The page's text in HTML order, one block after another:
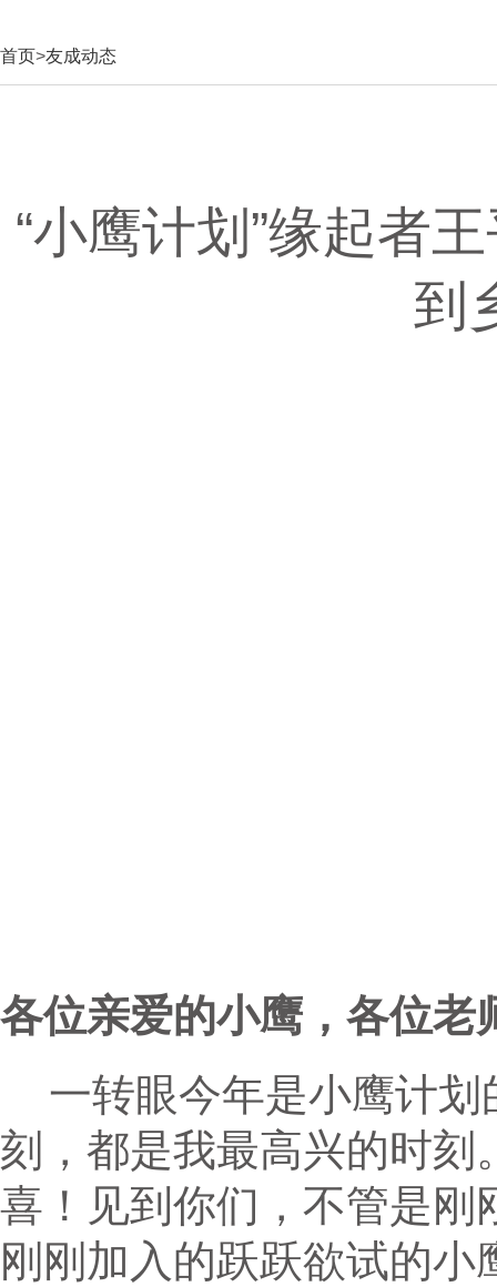
首页>友成动态
“小鹰计划”缘起者
到
各位亲爱的小鹰，各位老
一转眼今年是小鹰计划
刻，都是我最高兴的时刻
喜！见到你们，不管是刚
刚刚加入的跃跃欲试的